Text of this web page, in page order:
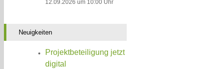
12.09.2026 um 10:00 Uhr
Neuigkeiten
Projektbeteiligung jetzt
digital